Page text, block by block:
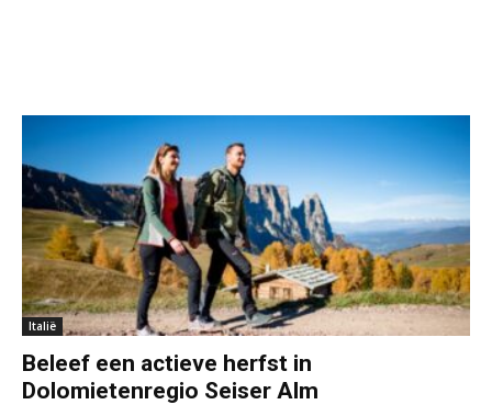
Italië
Beleef een actieve herfst in
Dolomietenregio Seiser Alm